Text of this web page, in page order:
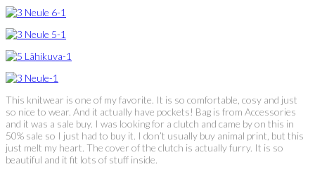
This knitwear is one of my favorite. It is so comfortable, cosy and just
so nice to wear. And it actually have pockets! Bag is from Accessories
and it was a sale buy. I was looking for a clutch and came by on this in
50% sale so I just had to buy it. I don’t usually buy animal print, but this
just melt my heart. The cover of the clutch is actually furry. It is so
beautiful and it fit lots of stuff inside.